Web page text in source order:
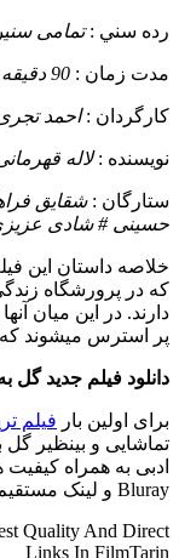
رده سني :تمامی
مدت زمان : 90 دقیقه
کارگردان :احمد
نويسنده :لاله
ستارگان :شقایق
حسینی # شادی
خلاصه داستان این
که در پرورشگاه
دارند. در این میان
پر استرس میشوند
دانلود فیلم جدید گل
برای اولین بار فیلم
تماشایی و بینظیر
Bluray و لینک مستقیم..
Quality And Direct
Links In FilmTarin